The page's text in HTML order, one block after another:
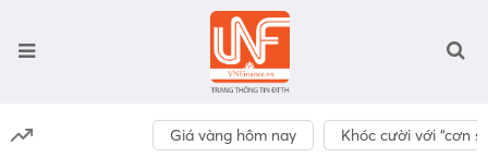
Giá vàng hôm nay Khóc cười với “cơn